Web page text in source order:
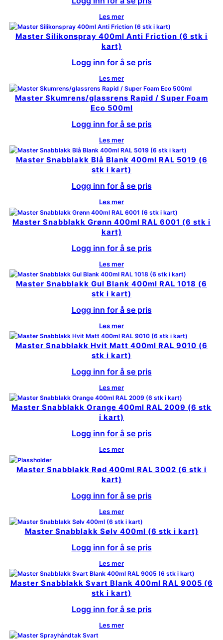
Les mer
Master Silikonspray 400ml Anti Friction (6 stk i
kart)
Logg inn for å se pris
Les mer
Master Skumrens/glassrens Rapid / Super Foam
Eco 500ml
Logg inn for å se pris
Les mer
Master Snabblakk Blå Blank 400ml RAL 5019 (6
stk i kart)
Logg inn for å se pris
Les mer
Master Snabblakk Grønn 400ml RAL 6001 (6 stk i
kart)
Logg inn for å se pris
Les mer
Master Snabblakk Gul Blank 400ml RAL 1018 (6
stk i kart)
Logg inn for å se pris
Les mer
Master Snabblakk Hvit Matt 400ml RAL 9010 (6
stk i kart)
Logg inn for å se pris
Les mer
Master Snabblakk Orange 400ml RAL 2009 (6 stk
i kart)
Logg inn for å se pris
Les mer
Master Snabblakk Rød 400ml RAL 3002 (6 stk i
kart)
Logg inn for å se pris
Les mer
Master Snabblakk Sølv 400ml (6 stk i kart)
Logg inn for å se pris
Les mer
Master Snabblakk Svart Blank 400ml RAL 9005 (6
stk i kart)
Logg inn for å se pris
Les mer